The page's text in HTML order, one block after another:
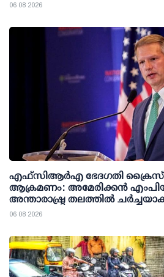
06 08 2026
എഫ്‌സി‌ആര്‍‌എ ഭേദഗതി
ആക്രമണം: അമേരിക്കൻ
അന്താരാഷ്ട്ര തലത്തിൽ
06 08 2026